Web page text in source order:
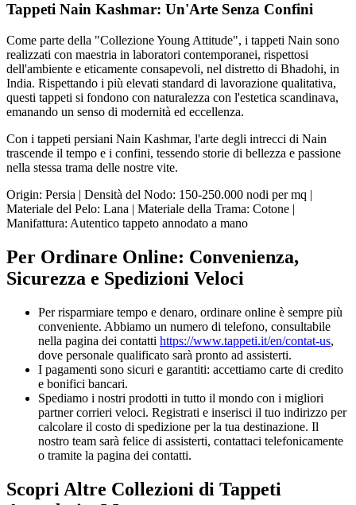
Tappeti Nain Kashmar: Un'Arte Senza Confini
Come parte della "Collezione Young Attitude", i tappeti Nain sono
realizzati con maestria in laboratori contemporanei, rispettosi
dell'ambiente e eticamente consapevoli, nel distretto di Bhadohi, in
India. Rispettando i più elevati standard di lavorazione qualitativa,
questi tappeti si fondono con naturalezza con l'estetica scandinava,
emanando un senso di modernità ed eccellenza.
Con i tappeti persiani Nain Kashmar, l'arte degli intrecci di Nain
trascende il tempo e i confini, tessendo storie di bellezza e passione
nella stessa trama delle nostre vite.
Origin: Persia | Densità del Nodo: 150-250.000 nodi per mq |
Materiale del Pelo: Lana | Materiale della Trama: Cotone |
Manifattura: Autentico tappeto annodato a mano
Per Ordinare Online: Convenienza,
Sicurezza e Spedizioni Veloci
Per risparmiare tempo e denaro, ordinare online è sempre più
conveniente. Abbiamo un numero di telefono, consultabile
nella pagina dei contatti https://www.tappeti.it/en/contat-us,
dove personale qualificato sarà pronto ad assisterti.
I pagamenti sono sicuri e garantiti: accettiamo carte di credito
e bonifici bancari.
Spediamo i nostri prodotti in tutto il mondo con i migliori
partner corrieri veloci. Registrati e inserisci il tuo indirizzo per
calcolare il costo di spedizione per la tua destinazione. Il
nostro team sarà felice di assisterti, contattaci telefonicamente
o tramite la pagina dei contatti.
Scopri Altre Collezioni di Tappeti